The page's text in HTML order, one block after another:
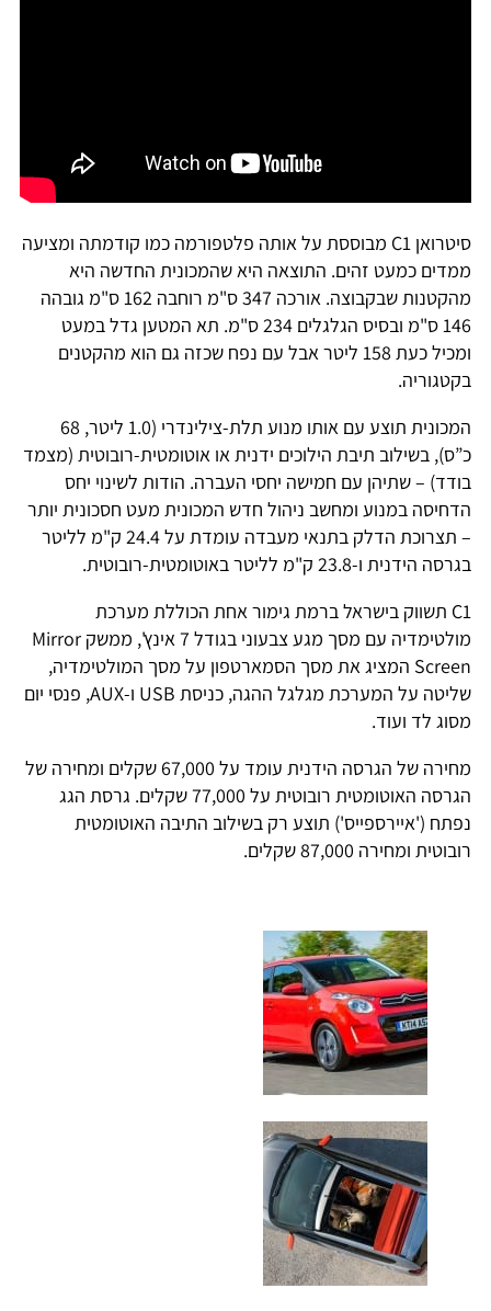
סיטרואן C1 מבוססת על אותה פלטפורמה כמו קודמתה ומציעה
ממדים כמעט זהים. התוצאה היא שהמכונית החדשה היא
מהקטנות שבקבוצה. אורכה 347 ס"מ רוחבה 162 ס"מ גובהה
146 ס"מ ובסיס הגלגלים 234 ס"מ. תא המטען גדל במעט
ומכיל כעת 158 ליטר אבל עם נפח שכזה גם הוא מהקטנים
בקטגוריה.
המכונית תוצע עם אותו מנוע תלת-צילינדרי (1.0 ליטר, 68
כ”ס), בשילוב תיבת הילוכים ידנית או אוטומטית-רובוטית (מצמד
בודד) – שתיהן עם חמישה יחסי העברה. הודות לשינוי יחס
הדחיסה במנוע ומחשב ניהול חדש המכונית מעט חסכונית יותר
– תצרוכת הדלק בתנאי מעבדה עומדת על 24.4 ק"מ לליטר
בגרסה הידנית ו-23.8 ק"מ לליטר באוטומטית-רובוטית.
C1 תשווק בישראל ברמת גימור אחת הכוללת מערכת
מולטימדיה עם מסך מגע צבעוני בגודל 7 אינץ', ממשק Mirror
Screen המציג את מסך הסמארטפון על מסך המולטימדיה,
שליטה על המערכת מגלגל ההגה, כניסת USB ו-AUX, פנסי יום
מסוג לד ועוד.
מחירה של הגרסה הידנית עומד על 67,000 שקלים ומחירה של
הגרסה האוטומטית רובוטית על 77,000 שקלים. גרסת הגג
נפתח ('איירספייס') תוצע רק בשילוב התיבה האוטומטית
רובוטית ומחירה 87,000 שקלים.